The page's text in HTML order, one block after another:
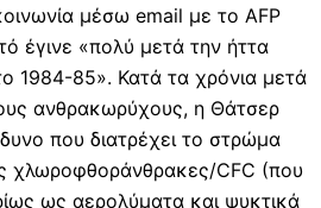
μέσω email με το AFP
έγινε «πολύ μετά την ήττα
1984-85». Κατά τα χρόνια μετά
ανθρακωρύχους, η Θάτσερ
που διατρέχει το στρώμα
χλωροφθοράνθρακες/CFC (που
ως αερολύματα και ψυκτικά